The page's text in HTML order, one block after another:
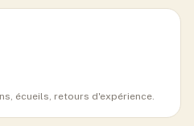
écueils, retours d'expérience.